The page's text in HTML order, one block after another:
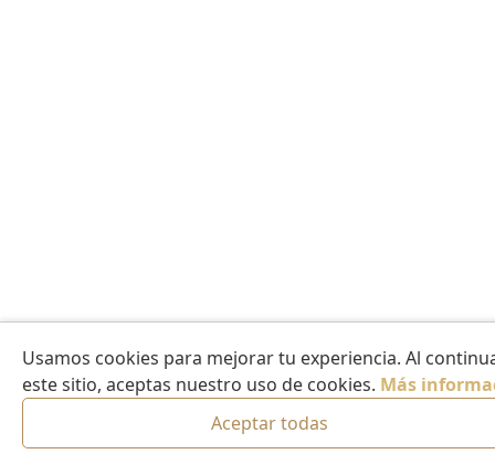
Usamos cookies para mejorar tu experiencia. Al
este sitio, aceptas nuestro uso de cookies. Más
Aceptar todas